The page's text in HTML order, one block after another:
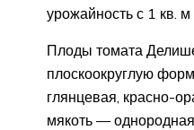
урожайность с 1 кв.
Плоды томата
плоскоокруглую
глянцевая, красно-
мякоть —